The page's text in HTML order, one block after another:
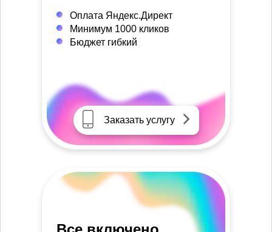
Оплата Яндекс.Директ
Минимум 1000 кликов
Бюджет гибкий
Заказать услугу